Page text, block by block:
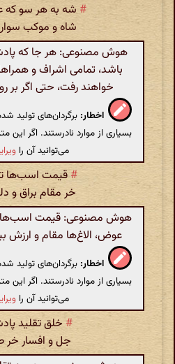
#شه به هر سو که
شاه و موکب
هوش مصنوعی: هر جا که
باشد، تمامی اشراف و
خواهند رفت، حتی اگر بر
اخطار: برگردان‌های
بسیاری از موارد نادرستند. اگر
می‌توانید آن را
#قیمت اسب‌ها
خر مقام براق و
هوش مصنوعی: قیمت اسب‌ها
عوض، الاغ‌ها مقام و ارزش
اخطار: برگردان‌های
بسیاری از موارد نادرستند. اگر
می‌توانید آن را
#خلق تقلید
جل و افسار خر